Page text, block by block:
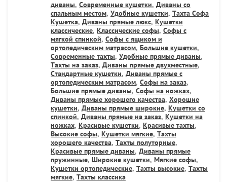
диваны, Современные кушетки, Диваны со
спальным местом, Удобные кушетки, Тахта Софа
Кушетка, Диваны прямые люкс, Кушетки
классические, Классические софы, Софы с
мягкой спинкой, Софы с ящиком и
ортопедическим матрасом, Большие кушетки,
Современные тахты, Удобные прямые диваны,
Тахты на заказ, Диваны прямые двухместные,
Стандартные кушетки, Диваны прямые с
ортопедическим матрасом, Софы на заказ,
Большие прямые диваны, Софы на ножках,
Диваны прямые хорошего качества, Хорошие
кушетки, Диваны прямые широкие, Кушетки со
спинкой, Диваны прямые на заказ, Кушетки на
ножках, Красивые кушетки, Красивые тахты,
Высокие софы, Кушетки мягкие, Тахты
хорошего качества, Тахты полуторные,
Красивые прямые диваны, Диваны прямые
пружинные, Широкие кушетки, Мягкие софы,
Кушетки ортопедические, Тахты высокие, Тахты
мягкие, Тахты классика